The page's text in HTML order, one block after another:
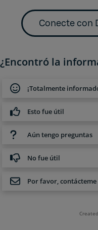
Conecte con
¿Encontró la
¡Totalmente
Esto fue útil
Aún tengo preguntas
No fue útil
Por favor, contácteme